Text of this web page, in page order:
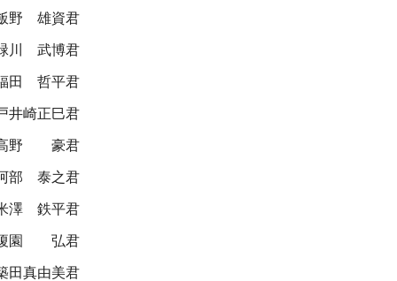
野 雄資君
川 武博君
田 哲平君
井崎正巳君
野 豪君
部 泰之君
澤 鉄平君
園 弘君
田真由美君